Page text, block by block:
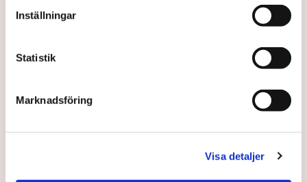
Inställningar
Statistik
Marknadsföring
Visa detaljer
hur är det då inte idag, säger Linda Nilsson som
Den punkt i LFK-undersökningen där förvaltningen
kommunalråd (KD) beklagar.
företagen, som ju är motorn i samhället, hamnar i